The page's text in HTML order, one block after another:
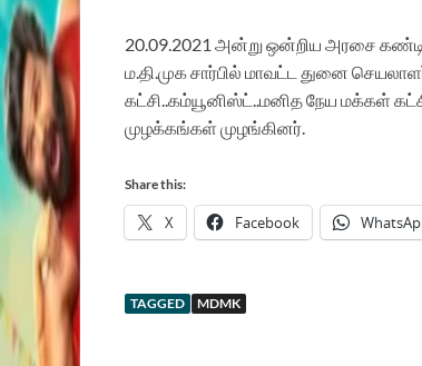
20.09.2021 அன்று ஒன்றிய அரசை
ம.தி.மு‌க‌ சார்பில் மாவட்ட துனை
கட்சி..கம்யூனிஸ்ட்..மனித நேய மக்கள்
முழக்கங்கள் முழங்கினர்.‌
Share this:
X Facebook
TAGGED MDMK